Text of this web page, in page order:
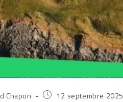
Chapon
Publication
12 septembre 2025